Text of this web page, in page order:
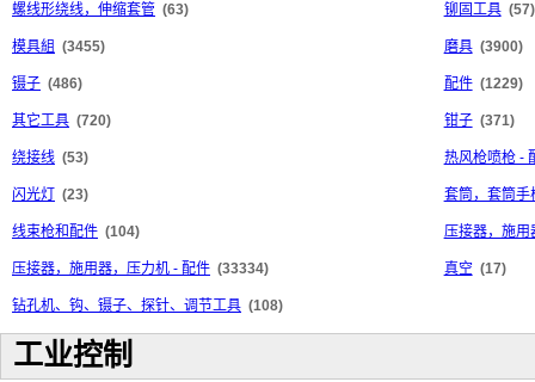
螺线形绕线，伸缩套管 (63) 铆固工具 (57)
模具組 (3455) 磨具 (3900)
镊子 (486) 配件 (1229)
其它工具 (720) 钳子 (371)
绕接线 (53) 热风枪喷枪 -
闪光灯 (23) 套筒，套筒手
线束枪和配件 (104) 压接器，施用
压接器，施用器，压力机 - 配件 (33334) 真空 (17)
钻孔机、钩、镊子、探针、调节工具 (108)
工业控制